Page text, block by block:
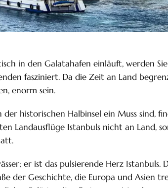
in den Galatahafen einläuft, werden
fasziniert. Da die Zeit an Land
enorm sein.
historischen Halbinsel ein Muss sind,
Landausflüge Istanbuls nicht an Land,
er ist das pulsierende Herz Istanbuls.
der Geschichte, die Europa und Asien